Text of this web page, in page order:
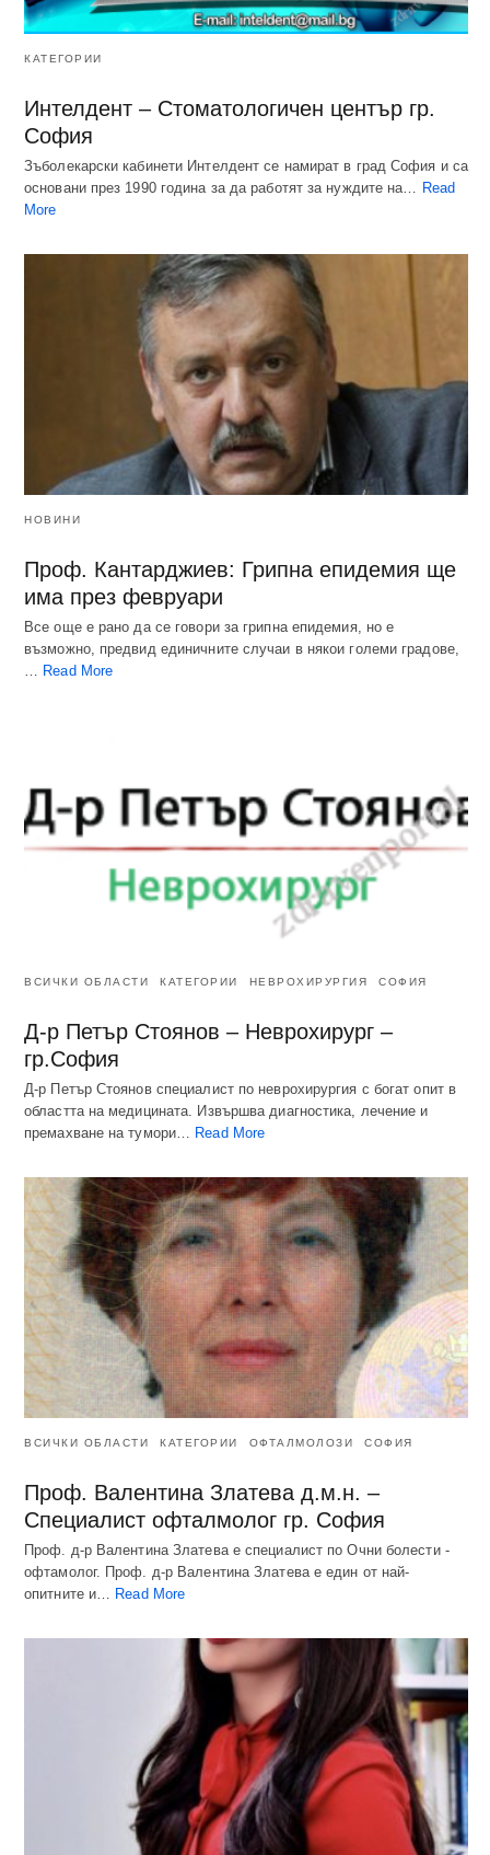
КАТЕГОРИИ
Интелдент – Стоматологичен център гр.
София
Зъболекарски кабинети Интелдент се намират в град София и са
основани през 1990 година за да работят за нуждите на… Read
More
НОВИНИ
Проф. Кантарджиев: Грипна епидемия ще
има през февруари
Все още е рано да се говори за грипна епидемия, но е
възможно, предвид единичните случаи в някои големи градове,
… Read More
ВСИЧКИ ОБЛАСТИ КАТЕГОРИИ НЕВРОХИРУРГИЯ СОФИЯ
Д-р Петър Стоянов – Неврохирург –
гр.София
Д-р Петър Стоянов специалист по неврохирургия с богат опит в
областта на медицината. Извършва диагностика, лечение и
премахване на тумори…
Read More
ВСИЧКИ ОБЛАСТИ КАТЕГОРИИ ОФТАЛМОЛОЗИ СОФИЯ
Проф. Валентина Златева д.м.н. –
Специалист офталмолог гр. София
Проф. д-р Валентина Златева е специалист по Очни болести -
офтамолог. Проф. д-р Валентина Златева е един от най-
опитните и… Read More